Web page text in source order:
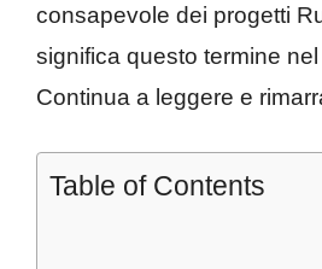
consapevole dei progetti
significa questo termine
Continua a leggere e
Table of Contents